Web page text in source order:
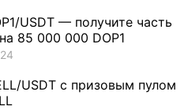
USDT — получите часть
85 000 000 DOP1
USDT с призовым пулом